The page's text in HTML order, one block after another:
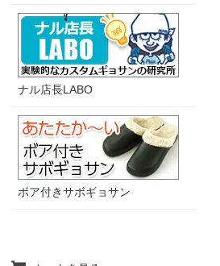
ナル店長LABO
ボア付きサボギョサン